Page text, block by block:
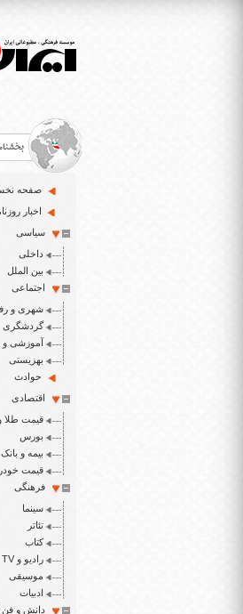
>
اخبار
>
ایران
>
صفحه
اخبار
سیاسی
داخلی
بین الملل
اجتماعی
شهری و
گردشگری
آموزشی و
بهزیستی
حوادث
اقتصادی
قیمت طلا و
بورس
بیمه و بانک
قیمت
فرهنگی
سینما
تئاتر
کتاب
رادیو و TV
موسیقی
ادبیات
دانش و فن